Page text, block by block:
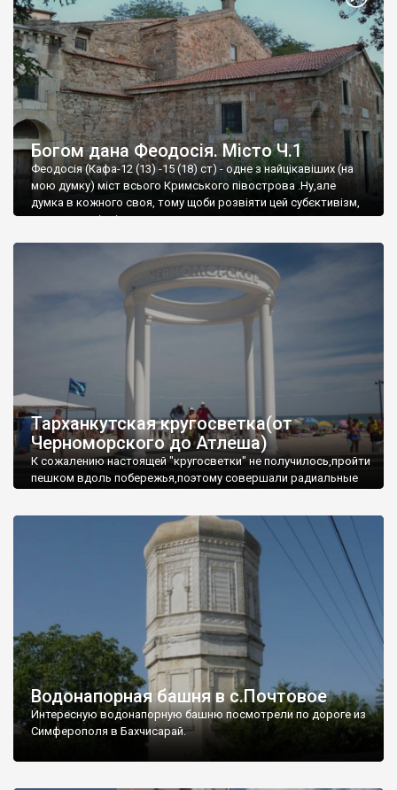
Богом дана Феодосія. Місто Ч.1
Феодосія (Кафа-12 (13) -15 (18) ст) - одне з найцікавіших (на
мою думку) міст всього Кримського півострова .Ну,але
думка в кожного своя, тому щоби розвіяти цей субєктивізм,
запрошую відвідати це
Тарханкутская кругосветка(от
Черноморского до Атлеша)
К сожалению настоящей "кругосветки" не получилось,пройти
пешком вдоль побережья,поэтому совершали радиальные
Водонапорная башня в с.Почтовое
Интересную водонапорную башню посмотрели по дороге из
Симферополя в Бахчисарай.